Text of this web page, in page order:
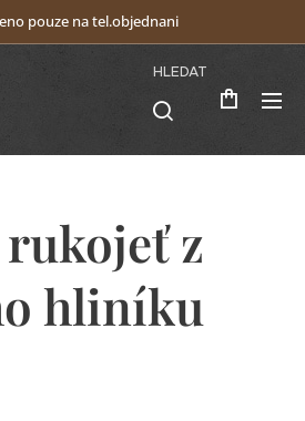
pouze na tel.objednani
HLEDAT
z
hliníku